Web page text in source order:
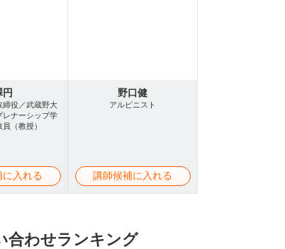
円
役／武蔵野大
ナーシップ学
（教授）
に入れる
野口健
アルピニスト
講師候補に入れる
合わせランキング